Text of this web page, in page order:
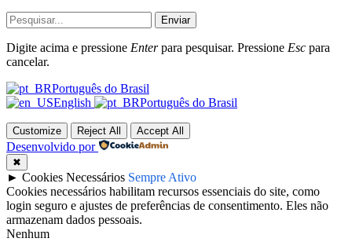
Enviar
Digite acima e pressione Enterpara pesquisar. Pressione Esc para
cancelar.
Português do Brasil
English
Português do Brasil
Customize Reject All Accept All
Desenvolvido por
✖
► Cookies Necessários Sempre Ativo
Cookies necessários habilitam recursos essenciais do site, como
login seguro e ajustes de preferências de consentimento. Eles não
armazenam dados pessoais.
Nenhum